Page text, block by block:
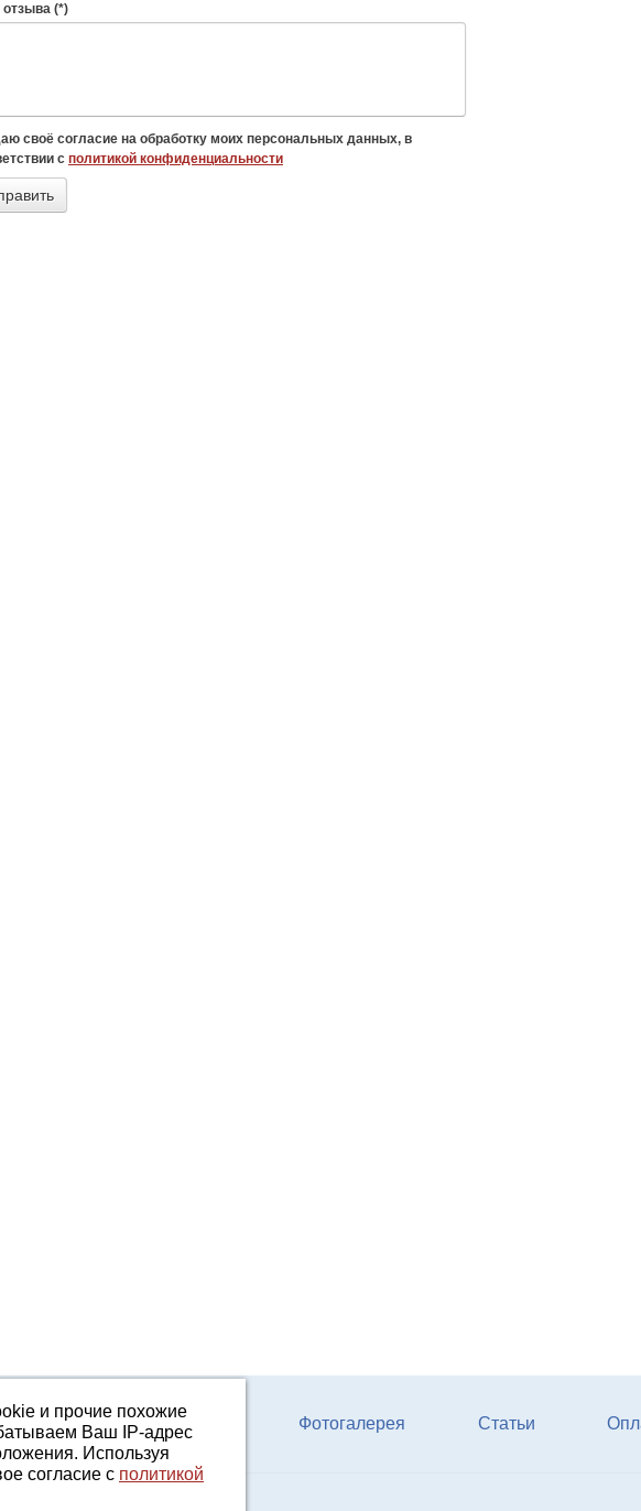
отзыва (*)
своё согласие на обработку моих персональных данных, в
с политикой конфиденциальности
Строительство ферм КРС Фотогалерея Статьи
и прочие похожие
Ваш IP-адрес
Используя
согласие с политикой